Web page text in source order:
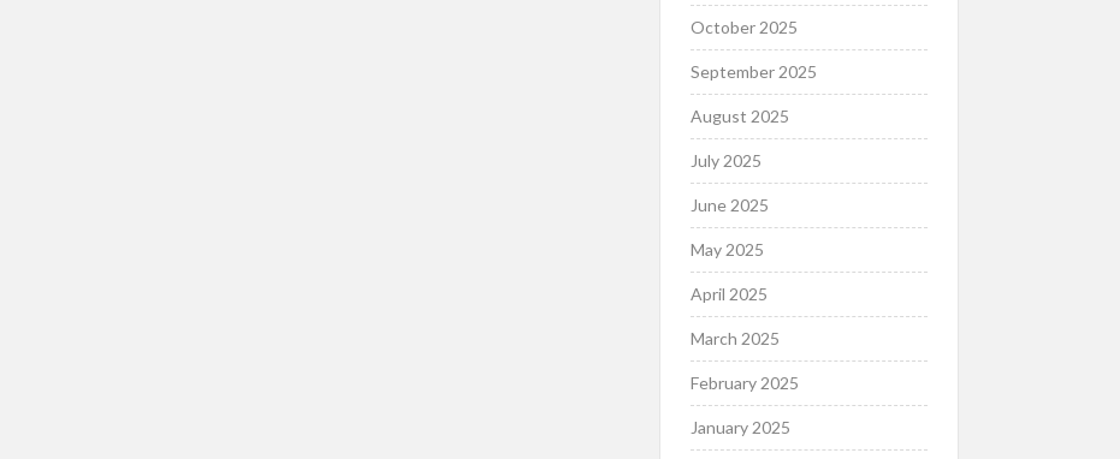
October 2025
September 2025
August 2025
July 2025
June 2025
May 2025
April 2025
March 2025
February 2025
January 2025